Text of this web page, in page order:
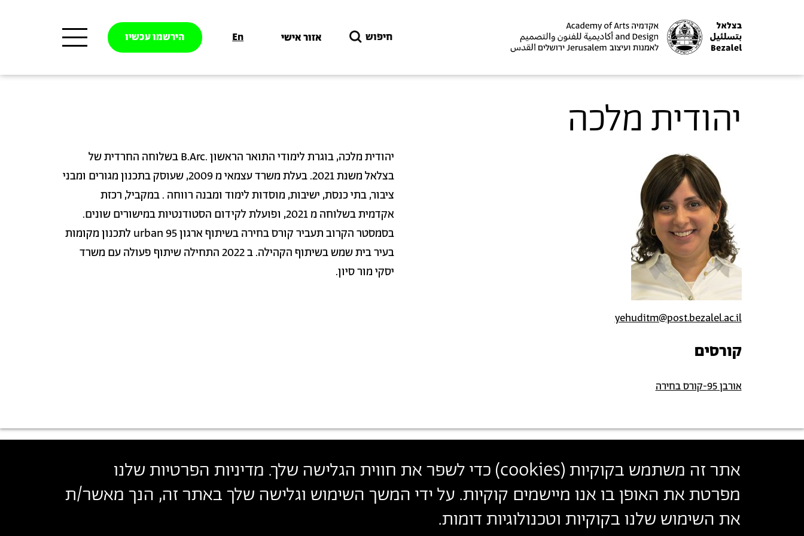
אתר זה משתמש בקוקיות (cookies) כדי לשפר את חווית הגלישה שלך. מדיניות הפרטיות שלנו
מפרטת את האופן בו אנו מיישמים קוקיות. על ידי המשך השימוש וגלישה שלך באתר זה, הנך מאשר/ת
את השימוש שלנו בקוקיות וטכנולוגיות דומות.
חיפוש אזור אישי En הירשמו עכשיו
יהודית מלכה
yehuditm@post.bezalel.ac.il
קורסים
אורבן 95-קורס בחירה
יהודית מלכה, בוגרת לימודי התואר הראשון .B.Arc בשלוחה החרדית של
בצלאל משנת 2021. בעלת משרד עצמאי מ 2009, שעוסק בתכנון מגורים ומבני
ציבור, בתי כנסת, ישיבות, מוסדות לימוד ומבנה רווחה . במקביל, רכזת
אקדמית בשלוחה מ 2021, ופועלת לקידום הסטודנטיות במישורים שונים.
בסמסטר הקרוב תעביר קורס בחירה בשיתוף ארגון urban 95 לתכנון מקומות
בעיר בית שמש בשיתוף הקהילה. ב 2022 התחילה שיתוף פעולה עם משרד
יסקי מור סיון.
أكاديمية بتسلئيل للفنون والتصميم القدس
Bezalel Academy of Arts and Design Jerusalem
פרטי
יצירת
קשר
צרו קשר
עקבו אחרינו
הצטרפו לניוזלטר שלנו
הכניסו כתובת מייל